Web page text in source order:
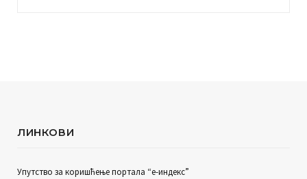
ЛИНКОВИ
Упутство за коришћење портала “е-индекс”